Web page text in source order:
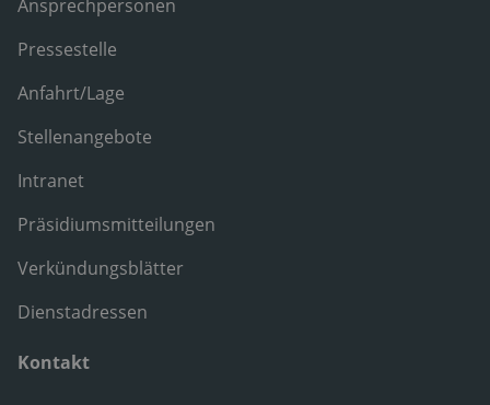
Ansprechpersonen
Pressestelle
Anfahrt/Lage
Stellenangebote
Intranet
Präsidiumsmitteilungen
Verkündungsblätter
Dienstadressen
Kontakt